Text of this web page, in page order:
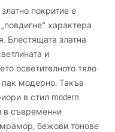
покритие е
характера
Блестящата златна
и
осветителното тяло
пак модерно. Такъв
в стил modern
в съвременни
бежови тонове